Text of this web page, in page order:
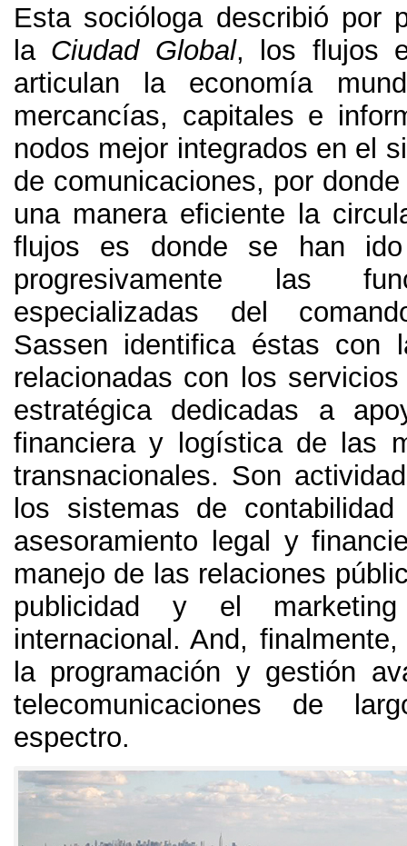
Esta socióloga describió por
la Ciudad Global,
los flujos
articulan la economía
mercancías, capitales e
nodos mejor integrados en el
de comunicaciones, por
una manera eficiente la
flujos es donde se han ido
progresivamente las
especializadas del
Sassen identifica éstas con
relacionadas con los
estratégica dedicadas a
financiera y logística de las
transnacionales. Son
los sistemas de
asesoramiento legal y
manejo de las relaciones
publicidad y el
internacional . And,
la programación y gestión
telecomunicaciones de
espectro.